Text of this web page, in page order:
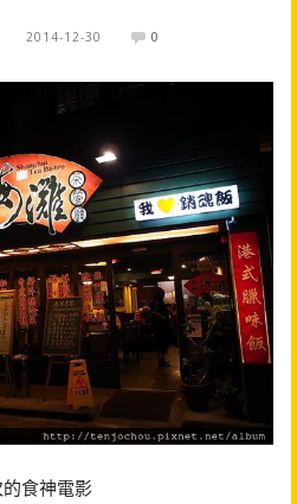
2014-12-30 0
食神電影